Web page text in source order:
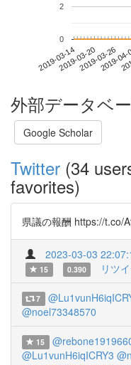
2019-03-142019-03-202019-03-26
2019-
0
2
外部データベ
Google Scholar
Twitter (34
favorites)
県議の報酬 https://t.co/
2023-03-03
15
0.390 リツ
7
@noel73348570
15
@Lu1vunH6iqICRY3